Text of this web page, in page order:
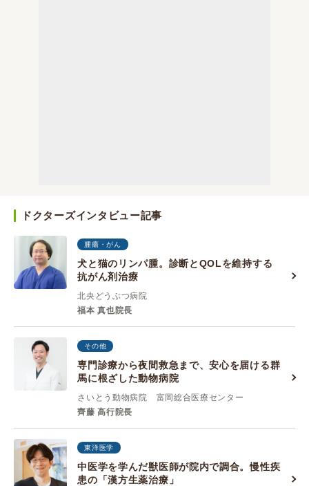
ドクターズインタビュー記事
腫瘍・がん
犬と猫のリンパ腫。診断とQOLを維持する
抗がん剤治療
北央どうぶつ病院
福本 真也院長
その他
専門診療から夜間救急まで、安心を届ける群
馬に根ざした動物病院
さいとう動物病院 富岡総合医療センター
齊藤 高行院長
東洋医学
中医学を学んだ獣医師が院内で調合。慢性疾
患の「漢方生薬治療」